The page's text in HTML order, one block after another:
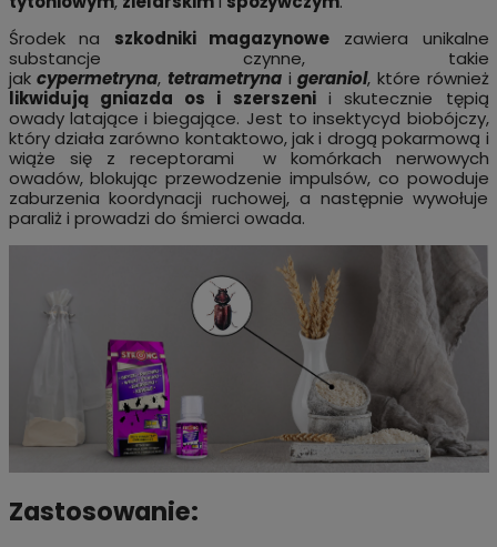
Środek na szkodniki magazynowe zawiera unikalne
substancje czynne, takie
jakcypermetryna, tetrametrynaigeraniol, które również
likwidują gniazda os i szerszenii skutecznie tępią
owady latające i biegające. Jest to insektycyd biobójczy,
który działa zarówno kontaktowo, jak i drogą pokarmową i
wiąże się z receptorami w komórkach nerwowych
owadów, blokując przewodzenie impulsów, co powoduje
zaburzenia koordynacji ruchowej, a następnie wywołuje
paraliż i prowadzi do śmierci owada.
Zastosowanie: